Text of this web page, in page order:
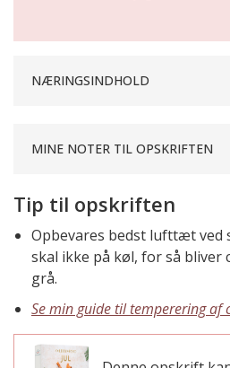
NÆRINGSINDHOLD
MINE NOTER TIL OPSKRIFTEN
Tip til opskriften
Opbevares bedst lufttæt ved
skal ikke på køl, for så
grå.
Se min guide til temperering af